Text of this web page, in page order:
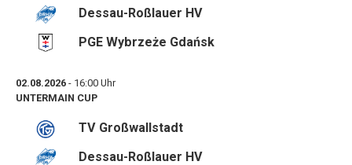
Dessau-Roßlauer HV
PGE Wybrzeże Gdańsk
02.08.2026 - 16:00 Uhr
UNTERMAIN CUP
TV Großwallstadt
Dessau-Roßlauer HV